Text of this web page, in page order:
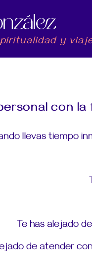
y
con
llevas tiempo
Te has alejado
de atender